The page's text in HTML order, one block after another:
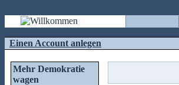
Einen Account anlegen
Mehr Demokratie
wagen